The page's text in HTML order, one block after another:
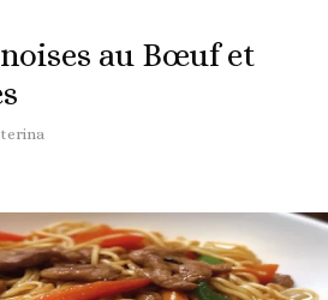
au Bœuf et